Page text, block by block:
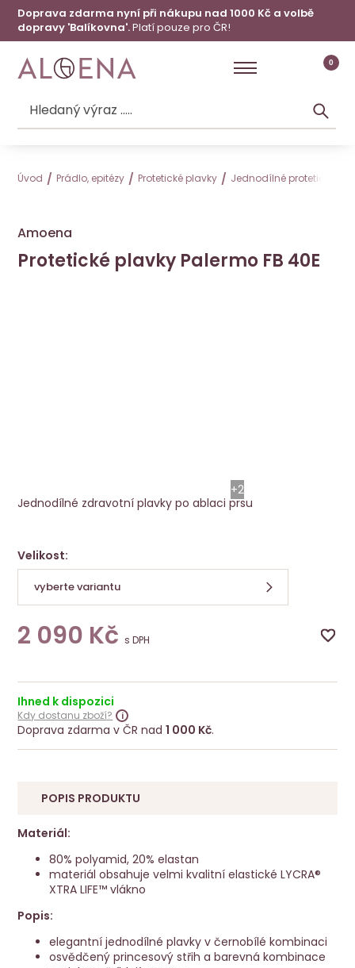
Doprava zdarma nyní při nákupu nad 1000 Kč a volbě
dopravy 'Balíkovna'.Platí pouze pro ČR!
0
Úvod Prádlo, epitézy Protetické plavky Jednodílné protetické
Amoena
Protetické plavky Palermo FB 40E
+2
Protetické plavky Palermo FB 40E
Jednodílné zdravotní plavky po ablaci prsu
Velikost:
vyberte variantu
2 090 Kčs DPH
Ihned k dispozici
Kdy dostanu zboží?
Doprava zdarma v ČR nad1 000 Kč.
POPIS PRODUKTU
Materiál:
80% polyamid, 20% elastan
materiál obsahuje velmi kvalitní elastické LYCRA®
XTRA LIFE™ vlákno
Popis:
elegantní jednodílné plavky v černobílé kombinaci
osvědčený princesový střih a barevná kombinace